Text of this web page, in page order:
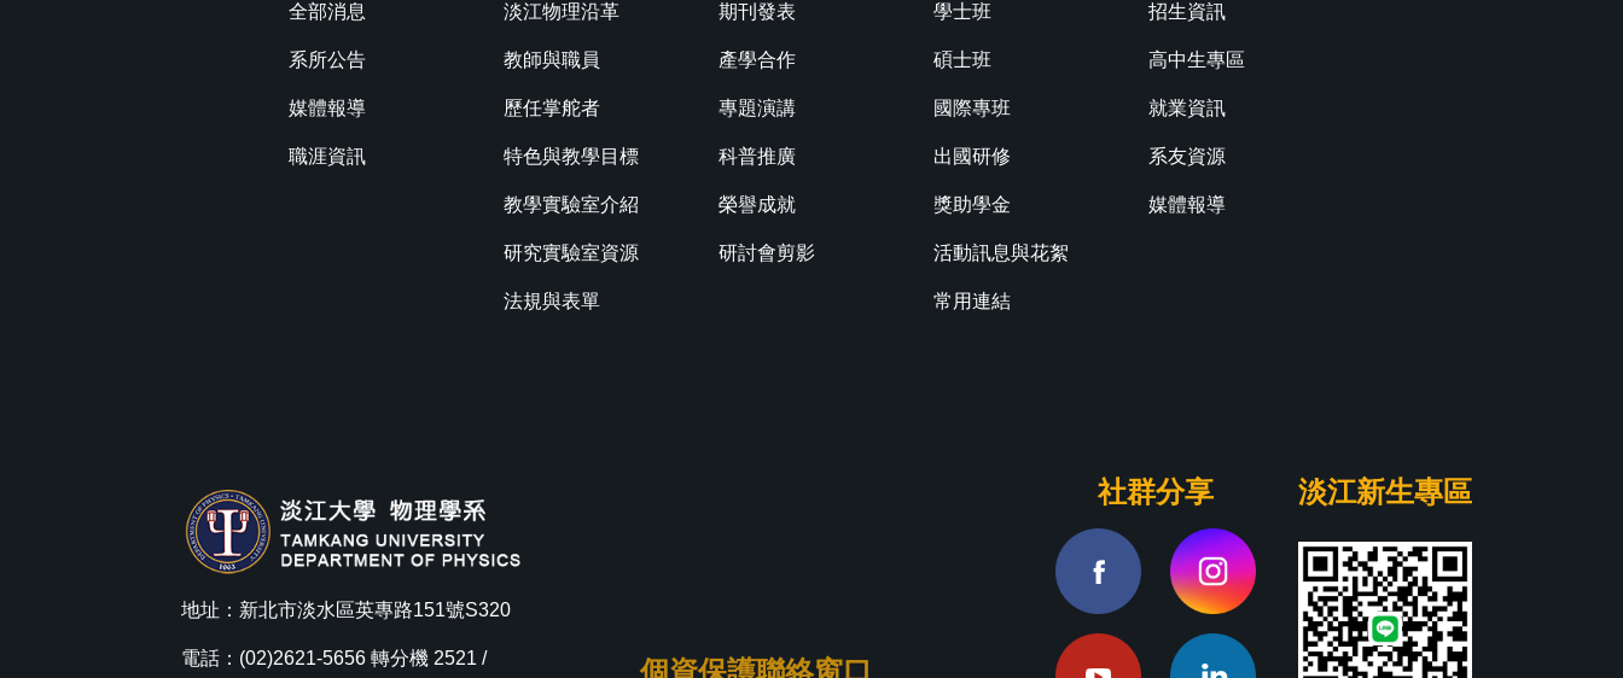
全部消息
系所公告
媒體報導
職涯資訊
淡江物理沿革
教師與職員
歷任掌舵者
特色與教學目標
教學實驗室介紹
研究實驗室資源
法規與表單
期刊發表
產學合作
專題演講
科普推廣
榮譽成就
研討會剪影
學士班
碩士班
國際專班
出國研修
獎助學金
活動訊息與花絮
常用連結
招生資訊
高中生專區
就業資訊
系友資源
媒體報導
地址：新北市淡水區英專路151號S320
電話：(02)2621-5656 轉分機 2521 /
個資保護聯絡窗口
社群分享 淡江新生專區